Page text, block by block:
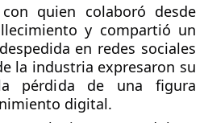
quien colaboró desde
y compartió un
en redes sociales
la industria expresaron su
pérdida de una figura
digital.